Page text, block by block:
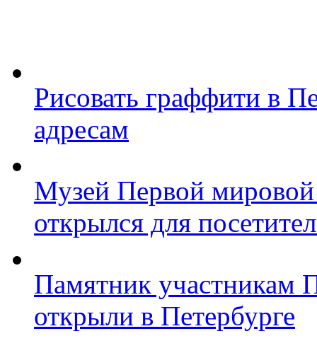
Рисовать граффити в
адресам
Музей Первой
открылся для
Памятник участникам
открыли в Петербурге